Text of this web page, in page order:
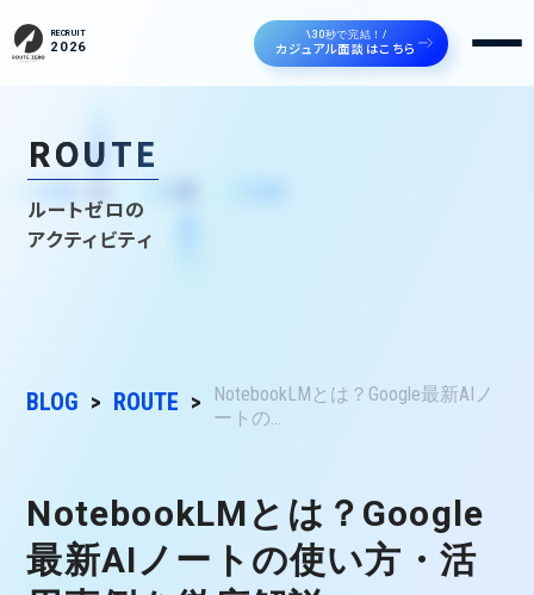
RECRUIT
2026
\30秒で完結！/
カジュアル面談はこちら
ROUTE
ルートゼロの
アクティビティ
BLOG ROUTE
NotebookLMとは？Google最新AIノ
ートの...
NotebookLMとは？Google
最新AIノートの使い方・活